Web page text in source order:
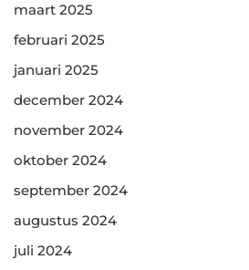
maart 2025
februari 2025
januari 2025
december 2024
november 2024
oktober 2024
september 2024
augustus 2024
juli 2024